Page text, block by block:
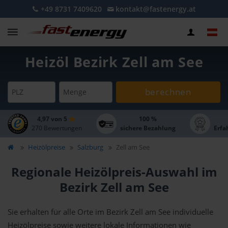
+49 8731 7409620 kontakt@fastenergy.at
Heizöl Bezirk Zell am See
PLZ Menge berechnen
4,97 von 5
270 Bewertungen
100 %
sichere Bezahlung
Heizölpreise Salzburg Zell am See
Regionale Heizölpreis-Auswahl im
Bezirk Zell am See
Sie erhalten für alle Orte im Bezirk Zell am See individuelle
Heizölpreise sowie weitere lokale Informationen wie